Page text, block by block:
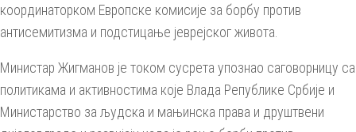
координаторком Европске комисије за борбу против
антисемитизма и подстицање јеврејског живота.
Министар Жигманов је током сусрета упознао саговорницу са
политикама и активностима које Влада Републике Србије и
Министарство за људска и мањинска права и друштвени